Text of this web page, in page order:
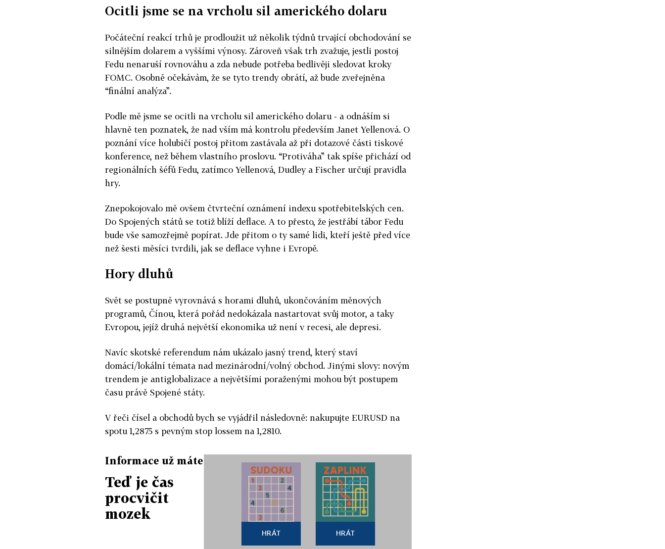
Ocitli jsme se na vrcholu sil amerického dolaru
Počáteční reakcí trhů je prodloužit už několik týdnů trvající obchodování se
silnějším dolarem a vyššími výnosy. Zároveň však trh zvažuje, jestli postoj
Fedu nenaruší rovnováhu a zda nebude potřeba bedlivěji sledovat kroky
FOMC. Osobně očekávám, že se tyto trendy obrátí, až bude zveřejněna
“finální analýza”.
Podle mě jsme se ocitli na vrcholu sil amerického dolaru - a odnáším si
hlavně ten poznatek, že nad vším má kontrolu především Janet Yellenová. O
poznání více holubičí postoj přitom zastávala až při dotazové části tiskové
konference, než během vlastního proslovu. “Protiváha” tak spíše přichází od
regionálních šéfů Fedu, zatímco Yellenová, Dudley a Fischer určují pravidla
hry.
Znepokojovalo mě ovšem čtvrteční oznámení indexu spotřebitelských cen.
Do Spojených států se totiž blíží deflace. A to přesto, že jestřábí tábor Fedu
bude vše samozřejmě popírat. Jde přitom o ty samé lidi, kteří ještě před více
než šesti měsíci tvrdili, jak se deflace vyhne i Evropě.
Hory dluhů
Svět se postupně vyrovnává s horami dluhů, ukončováním měnových
programů, Čínou, která pořád nedokázala nastartovat svůj motor, a taky
Evropou, jejíž druhá největší ekonomika už není v recesi, ale depresi.
Navíc skotské referendum nám ukázalo jasný trend, který staví
domácí/lokální témata nad mezinárodní/volný obchod. Jinými slovy: novým
trendem je antiglobalizace a největšími poraženými mohou být postupem
času právě Spojené státy.
V řeči čísel a obchodů bych se vyjádřil následovně: nakupujte EURUSD na
spotu 1,2875 s pevným stop lossem na 1,2810.
Informace už máte
Teď je čas
procvičit
mozek
HRÁT HRÁT